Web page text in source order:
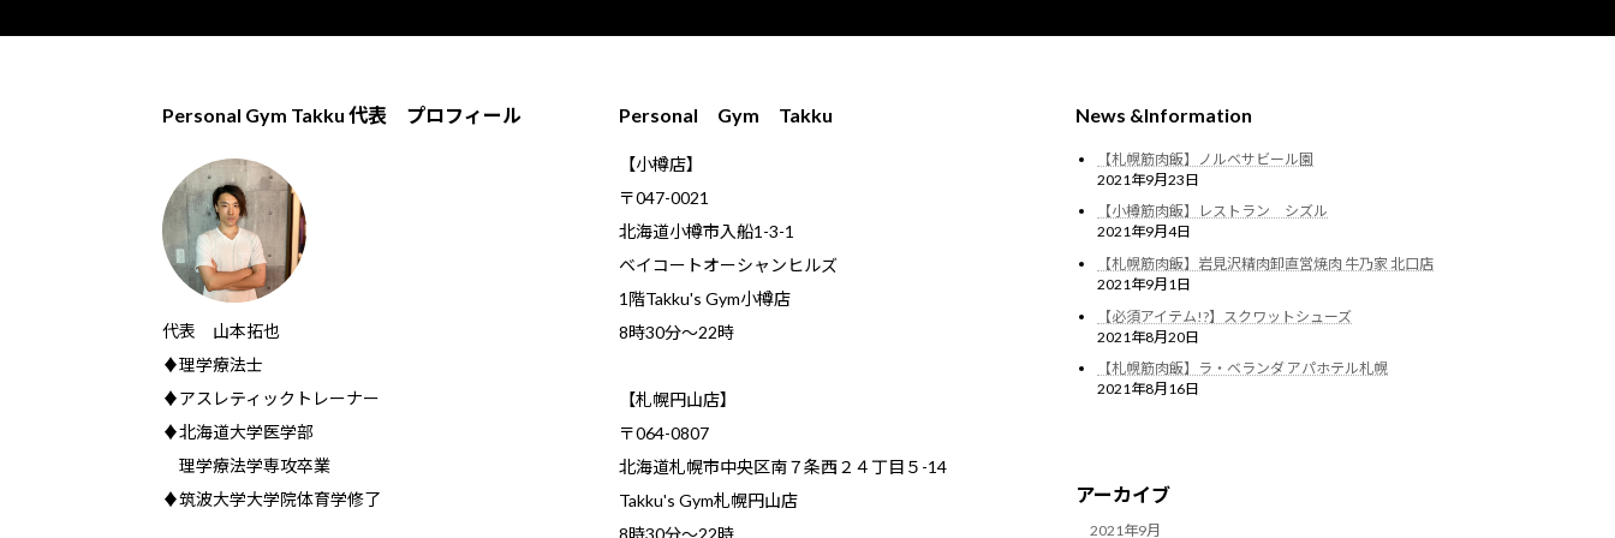
Personal Gym Takku 代表 プロフィール
代表 山本拓也
♦理学療法士
♦アスレティックトレーナー
♦北海道大学医学部
理学療法学専攻卒業
♦筑波大学大学院体育学修了
Personal Gym Takku
【小樽店】
〒047-0021
北海道小樽市入船1-3-1
ベイコートオーシャンヒルズ
1階Takku's Gym小樽店
​8時30分～22時
【札幌円山店】
〒064-0807
北海道札幌市中央区南７条西２４丁目５-14
Takku's Gym札幌円山店
8時30分～22時
News &Information
【札幌筋肉飯】ノルベサビール園
2021年9月23日
【小樽筋肉飯】レストラン シズル
2021年9月4日
【札幌筋肉飯】岩見沢精肉卸直営焼肉 牛乃家 北口店
2021年9月1日
【必須アイテム!?】スクワットシューズ
2021年8月20日
【札幌筋肉飯】ラ・ベランダ アパホテル札幌
2021年8月16日
アーカイブ
2021年9月